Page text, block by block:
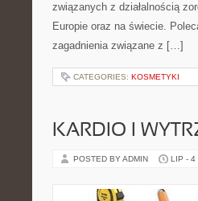
związanych z działalnością
Europie oraz na świecie.
zagadnienia związane z […]
CATEGORIES: KOSMETYKI
KARDIO I
POSTED BY ADMIN LIP - 4